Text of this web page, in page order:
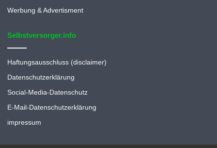
Werbung & Advertisment
Selbstversorger.info
Haftungsausschluss (disclaimer)
Datenschutzerklärung
Social-Media-Datenschutz
E-Mail-Datenschutzerklärung
impressum